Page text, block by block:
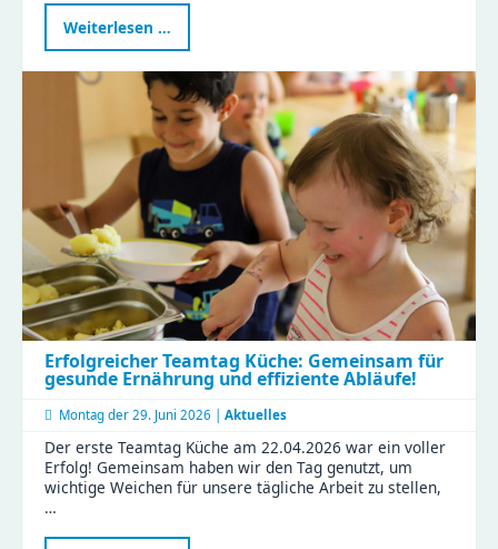
Weiterlesen …
im
Naturkinderhaus
Esche
Erfolgreicher Teamtag Küche: Gemeinsam für
gesunde Ernährung und effiziente Abläufe!
Montag der 29. Juni 2026 | Aktuelles
Der erste Teamtag Küche am 22.04.2026 war ein voller
Erfolg! Gemeinsam haben wir den Tag genutzt, um
wichtige Weichen für unsere tägliche Arbeit zu stellen,
…